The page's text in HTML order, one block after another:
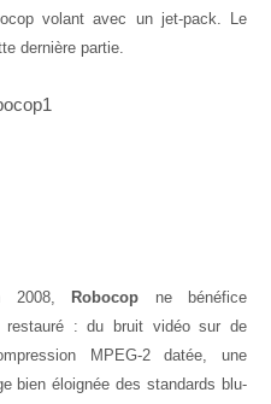
volant avec un jet-pack. Le
dernière partie.
2008, Robocop ne bénéfice
restauré : du bruit vidéo sur de
MPEG-2 datée, une
bien éloignée des standards blu-